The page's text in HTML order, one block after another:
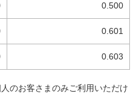
0.500
0.601
0.603
のお客さまのみご利用いただけ